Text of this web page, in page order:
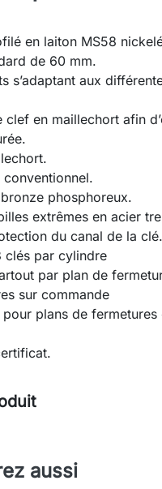
en laiton MS58
de 60 mm.
s’adaptant aux
clef en maillechort afin
phosphoreux.
extrêmes en acier
du canal de la clé.
clés par cylindre
par plan de
sur commande
pour plans de fermetures
aussi